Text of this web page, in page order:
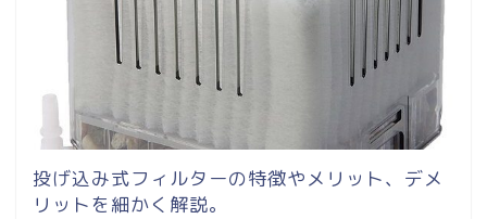
投げ込み式フィルターの特徴やメリット、デメ
リットを細かく解説。